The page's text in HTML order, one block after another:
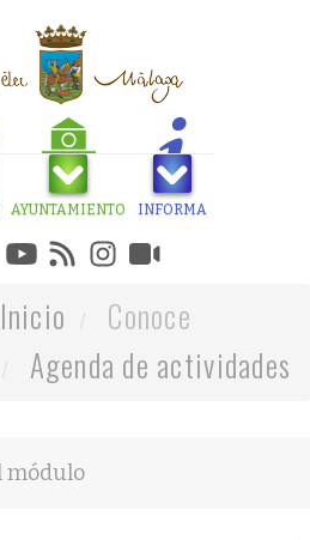
AYUNTAMIENTO INFORMA
Inicio
Conoce
Agenda de actividades